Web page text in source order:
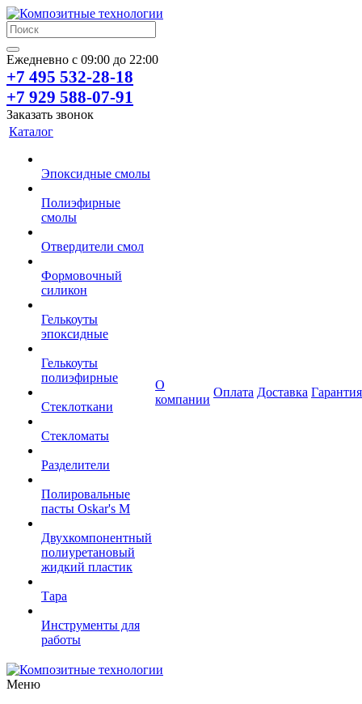
Ежедневно с 09:00 до 22:00
+7 495 532-28-18
+7 929 588-07-91
Заказать звонок
Каталог
Эпоксидные смолы
Полиэфирные
смолы
Отвердители смол
Формовочный
силикон
Гелькоуты
эпоксидные
Гелькоуты
полиэфирные
Стеклоткани
Стекломаты
Разделители
Полировальные
пасты Oskar's M
Двухкомпонентный
полиуретановый
жидкий пластик
Тара
Инструменты для
работы
О
компании
Оплата Доставка Гарантия
Меню